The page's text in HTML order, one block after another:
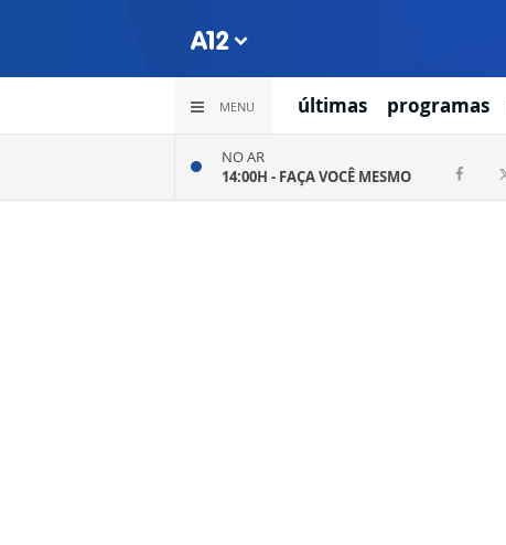
MENU últimas programas
NO AR
14:00H - FAÇA VOCÊ MESMO